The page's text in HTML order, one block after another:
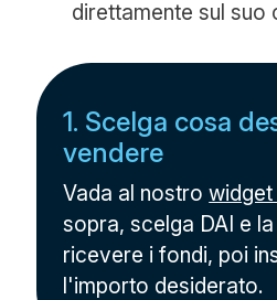
direttamente sul suo
1. Scelga cosa
vendere
Vada al nostro
sopra, scelga DAI e
ricevere i fondi, poi
l'importo desiderato.